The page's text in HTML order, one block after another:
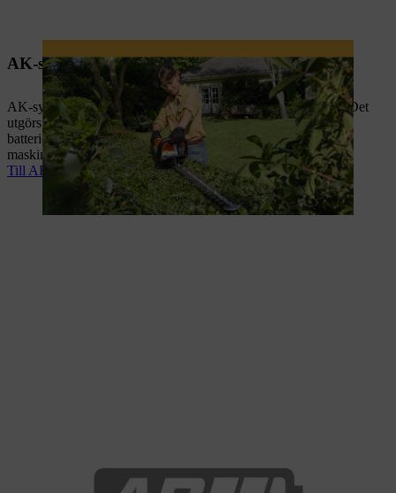
AK-system: För krävande projekt
AK-system övertygar med hög prestanda och lång livslängd. Det
utgörs av ett brett sortiment av batteridrivna enheter och AK-
batterier med olika energikapacitet. De kompakta batteridrivna
maskinerna är dessutom lätta, praktiska och ergonomiska.
Till AK-system